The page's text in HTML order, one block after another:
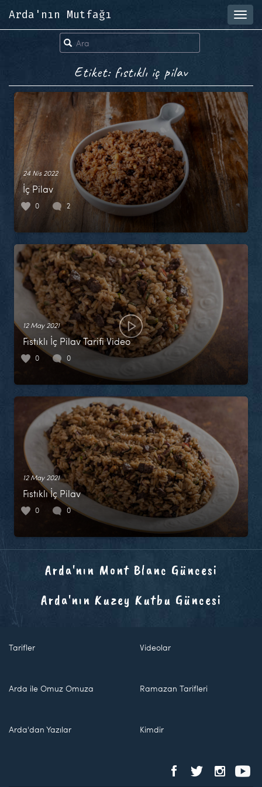
Arda'nın Mutfağı
Etiket: fıstıklı iç pilav
24 Nis 2022
İç Pilav
0 2
12 May 2021
Fıstıklı İç Pilav Tarifi Video
0 0
12 May 2021
Fıstıklı İç Pilav
0 0
Arda'nın Mont Blanc Güncesi
Arda'nın Kuzey Kutbu Güncesi
Tarifler Videolar
Arda ile Omuz Omuza Ramazan Tarifleri
Arda'dan Yazılar Kimdir